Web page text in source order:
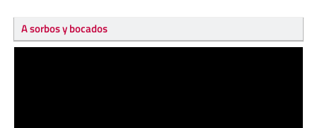
A sorbos y bocados